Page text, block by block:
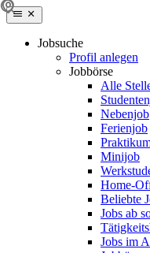
Jobsuche
Profil anlegen
Jobbörse
Alle
Nebenjob
Ferienjob
Minijob
Home-
Beliebte
Jobs ab
Jobs im